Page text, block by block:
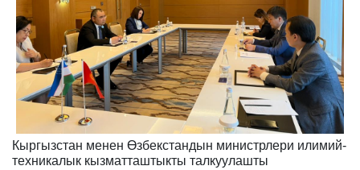
Кыргызстан менен Өзбекстандын министрлери илимий-
техникалык кызматташтыкты талкуулашты